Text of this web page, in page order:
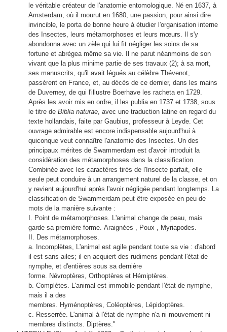
le véritable créateur de l'anatomie entomologique. Né en 1637, à
Amsterdam, où il mourut en 1680, une passion, pour ainsi dire
invincible, le porta de bonne heure à étudier l'organisation interne
des Insectes, leurs métamorphoses et leurs mœurs. Il s'y
abondonna avec un zèle qui lui fit négliger les soins de sa
fortune et abrégea même sa vie. Il ne parut néanmoins de son
vivant que la plus minime partie de ses travaux (2); à sa mort,
ses manuscrits, qu'il avait légués au célèbre Thévenot,
passèrent en France, et, au décès de ce dernier, dans les mains
de Duverney, de qui l'illustre Boerhave les racheta en 1729.
Après les avoir mis en ordre, il les publia en 1737 et 1738, sous
le titre de Biblia naturae, avec une traduction latine en regard du
texte hollandais, faite par Gaubius, professeur à Leyde. Cet
ouvrage admirable est encore indispensable aujourd'hui à
quiconque veut connaître l'anatomie des Insectes. Un des
principaux mérites de Swammerdam est d'avoir introduit la
considération des métamorphoses dans la classification.
Combinée avec les caractères tirés de l'Insecte parfait, elle
seule peut conduire à un arrangement naturel de la classe, et on
y revient aujourd'hui après l'avoir négligée pendant longtemps. La
classification de Swammerdam peut être exposée en peu de
mots de la manière suivante :
I. Point de métamorphoses. L'animal change de peau, mais
garde sa première forme. Araignées , Poux , Myriapodes.
II. Des métamorphoses.
a. Incomplètes, L'animal est agile pendant toute sa vie : d'abord
il est sans ailes; il en acquiert des rudimens pendant l'état de
nymphe, et d'entières sous sa dernière
forme. Névroptères, Orthoptères et Hémiptères.
b. Complètes. L'animal est immobile pendant l'état de nymphe,
mais il a des
membres. Hyménoptères, Coléoptères, Lépidoptères.
c. Resserrée. L'animal à l'état de nymphe n'a ni mouvement ni
membres distincts. Diptères."